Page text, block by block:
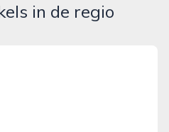
in de regio